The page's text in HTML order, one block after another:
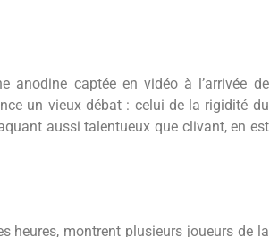
anodine captée en vidéo à l’arrivée de
un vieux débat : celui de la rigidité du
aussi talentueux que clivant, en est
heures, montrent plusieurs joueurs de la